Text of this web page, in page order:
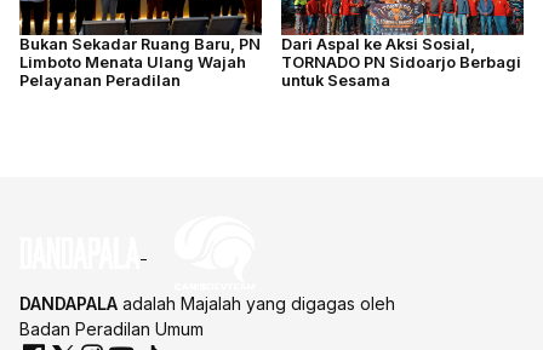
Bukan Sekadar Ruang Baru, PN
Limboto Menata Ulang Wajah
Pelayanan Peradilan
Dari Aspal ke Aksi Sosial,
TORNADO PN Sidoarjo Berbagi
untuk Sesama
DANDAPALA adalah Majalah yang digagas oleh
Badan Peradilan Umum